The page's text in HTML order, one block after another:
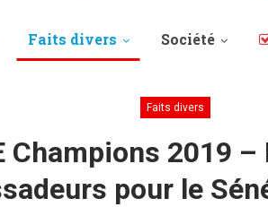
Faits divers Société
Faits divers
Champions 2019
pour le